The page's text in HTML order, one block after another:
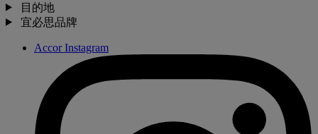
目的地
宜必思品牌
Accor Instagram